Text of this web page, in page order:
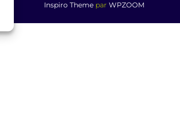
Inspiro Theme par WPZOOM